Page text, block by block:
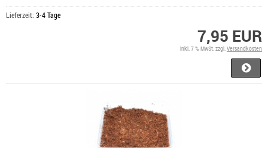
Lieferzeit: 3-4 Tage
7,95 EUR
inkl. 7 % MwSt. zzgl. Versandkosten